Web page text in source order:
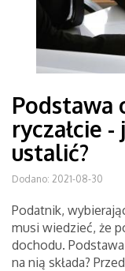
Podstawa
ryczałcie
ustalić?
Dodano: 2021-08-30
Podatnik,
musi wiedzieć, że
dochodu.
na nią składa?